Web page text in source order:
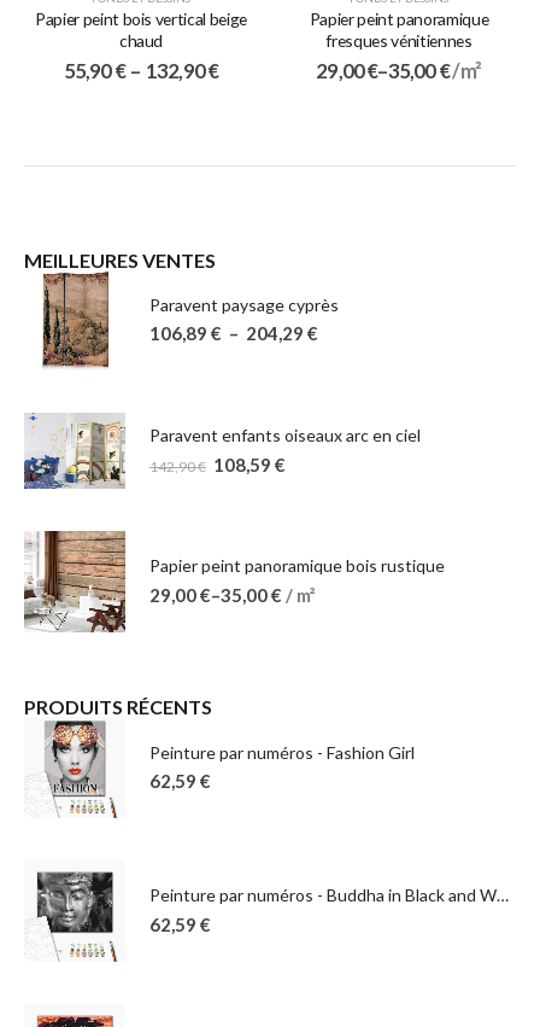
Papier peint bois vertical beige
chaud
55,90€ – 132,90€
Papier peint panoramique
fresques vénitiennes
29,00€–35,00€/ m²
MEILLEURES VENTES
Paravent paysage cyprès
106,89 € – 204,29 €
Paravent enfants oiseaux arc en ciel
142,90€ 108,59 €
Papier peint panoramique bois rustique
29,00€–35,00€ / m²
PRODUITS RÉCENTS
Peinture par numéros - Fashion Girl
62,59 €
Peinture par numéros - Buddha in Black and White
62,59 €